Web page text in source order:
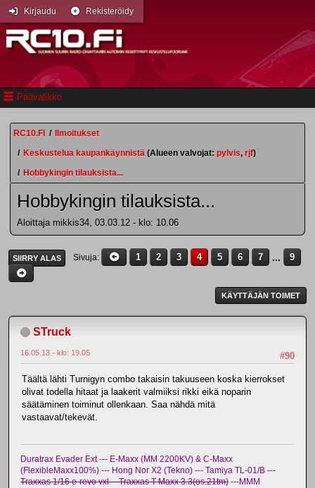
Päävalikko
Kirjaudu Rekisteröidy
RC10.FI /
Ilmoitukset
/ Keskustelua kaupankäynnistä (Alueen valvojat: pylvis, rjf)
/ Hobbykingin tilauksista...
Hobbykingin tilauksista...
Aloittaja mikkis34, 03.03.12 - klo: 10.06
SIIRRY ALAS Sivuja 1 2 3 4 5 6 7 ... 9
KÄYTTÄJÄN TOIMET
STruck
#90
16.05.13 - klo: 19.05
Täältä lähti Turnigyn combo takaisin takuuseen koska kierrokset
olivat todella hitaat ja laakerit valmiiksi rikki eikä noparin
säätäminen toiminut ollenkaan. Saa nähdä mitä
vastaavat/tekevät.
Duratrax Evader Ext --- E-Maxx (MM 2200KV) & C-Maxx
(FlexibleMaxx100%) --- Hong Nor X2 (Tekno) --- Tamiya TL-01/B ---
Traxxas 1/16 e-revo vxl -- Traxxas T-Maxx 3.3(os.21tm) ---MMM